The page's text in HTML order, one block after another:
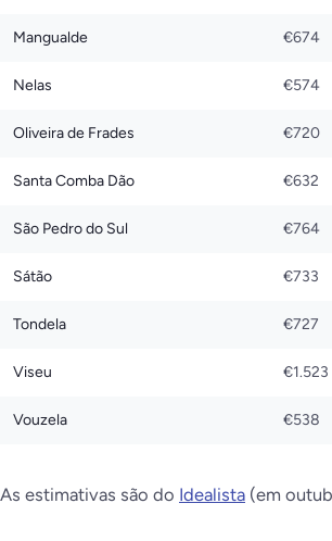
Mangualde €674
Nelas €574
Oliveira de Frades €720
Santa Comba Dão €632
São Pedro do Sul €764
Sátão €733
Tondela €727
Viseu €1.523
Vouzela €538
As estimativas são do Idealista (em